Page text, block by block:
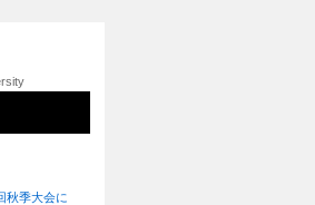
秋季大会に